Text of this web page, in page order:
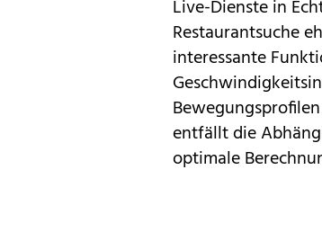
Live-Dienste in
Restaurantsuche
interessante
entfällt die
optimale